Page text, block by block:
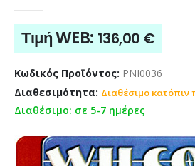
Τιμή WEB: 136,00 €
Κωδικός Προϊόντος: PNI0036
Διαθεσιμότητα: Διαθέσιμο κατόπιν
Διαθέσιμο: σε 5-7 ημέρες